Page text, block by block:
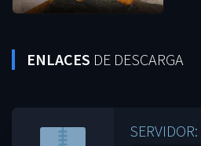
ENLACES DE DESCARGA
SERVIDOR: